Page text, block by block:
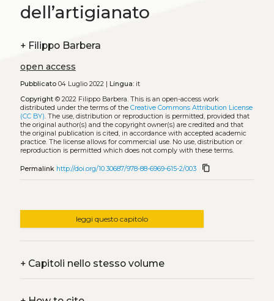
dell’artigianato
+ Filippo Barbera
open access
Pubblicato04 Luglio 2022 | Lingua:it
Copyright© 2022 Filippo Barbera. This is an open-access work
distributed under the terms of the Creative Commons Attribution License
(CC BY). The use, distribution or reproduction is permitted, provided that
the original author(s) and the copyright owner(s) are credited and that
the original publication is cited, in accordance with accepted academic
practice. The license allows for commercial use. No use, distribution or
reproduction is permitted which does not comply with these terms.
Permalink http://doi.org/10.30687/978-88-6969-615-2/003 content_copy
leggi questo capitolo
+Capitoli nello stesso volume